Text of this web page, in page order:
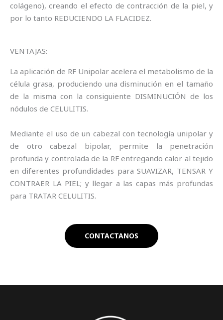
colágeno), creando el efecto de contracción de la piel, y
por lo tanto REDUCIENDO LA FLACIDEZ.
VENTAJAS:
La aplicación de RF Unipolar acelera el metabolismo de la
célula grasa, produciendo una disminución en el tamaño
de la misma con la consiguiente DISMINUCIÓN de los
nódulos de CELULITIS.
Mediante el uso de un cabezal con tecnología unipolar y
de otro cabezal bipolar, permite la penetración
profunda y controlada de la RF entregando calor al tejido
en diferentes profundidades para SUAVIZAR, TENSAR Y
CONTRAER LA PIEL; y llegar a las capas más profundas
para TRATAR CELULITIS.
CONTACTANOS